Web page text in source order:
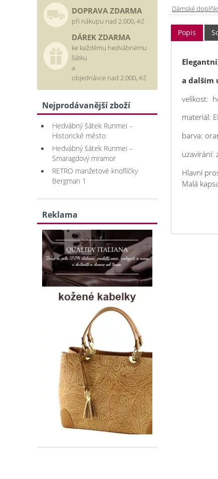
Dámské
Popis
a dalším
velikost:
materiál:
barva:
uzavírání:
Hlavní
Malá
DOPRAVA ZDARMA
při nákupu nad 2.000,-Kč
DÁREK ZDARMA
ke každému hedvábnému
šátku
a
objednávce nad 2.000,-Kč
Nejprodávanější zboží
Hedvábný šátek Runmei –
Historické město
Hedvábný šátek Runmei –
Smaragdový mramor
RETRO manžetové knoflíčky
Bergman 1
Reklama